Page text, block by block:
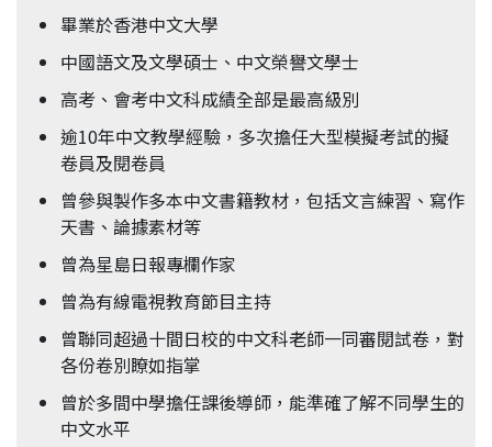
畢業於香港中文大學
中國語文及文學碩士、中文榮譽文學士
高考、會考中文科成績全部是最高級別
逾10年中文教學經驗，多次擔任大型模擬考試的擬
卷員及閱卷員
曾參與製作多本中文書籍教材，包括文言練習、寫作
天書、論據素材等
曾為星島日報專欄作家
曾為有線電視教育節目主持
曾聯同超過十間日校的中文科老師一同審閱試卷，對
各份卷別瞭如指掌
曾於多間中學擔任課後導師，能準確了解不同學生的
中文水平